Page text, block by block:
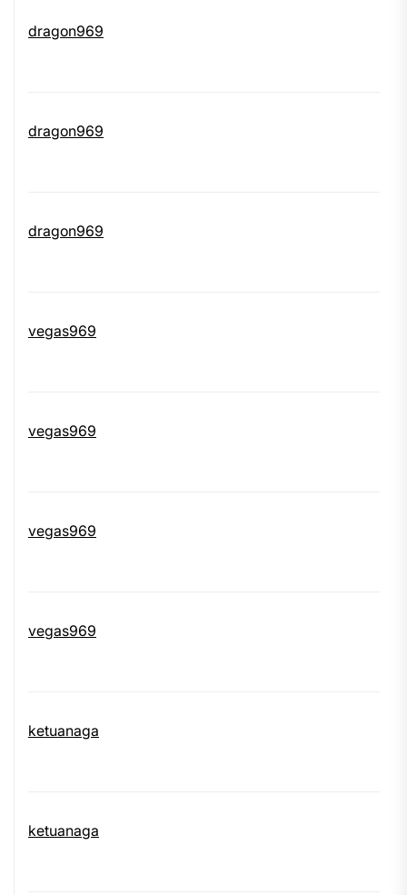
dragon969
dragon969
dragon969
vegas969
vegas969
vegas969
vegas969
ketuanaga
ketuanaga